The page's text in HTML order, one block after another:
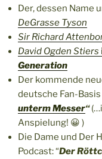
Der, dessen Name
DeGrasse Tyson
Sir Richard
David Ogden Stiers
Generation
Der kommende
deutsche Fan-
unterm Messer“
Anspielung! 😀 )
Die Dame und Der
Podcast: “Der